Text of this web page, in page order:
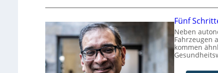
Fünf
Neben
Fahrzeugen
kommen